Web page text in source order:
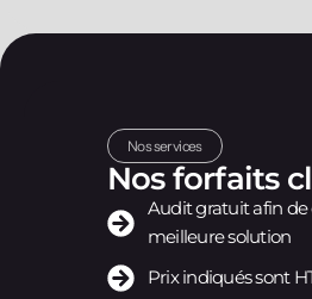
Nos services
Nos forfaits
Audit gratuit afin
meilleure solution
Prix indiqués sont